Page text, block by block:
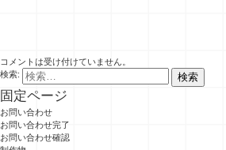
コメントは受け付けていません。
検索:
固定ページ
お問い合わせ
お問い合わせ完了
お問い合わせ確認